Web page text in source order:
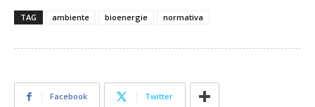
TAG ambiente bioenergie normativa
Facebook Twitter